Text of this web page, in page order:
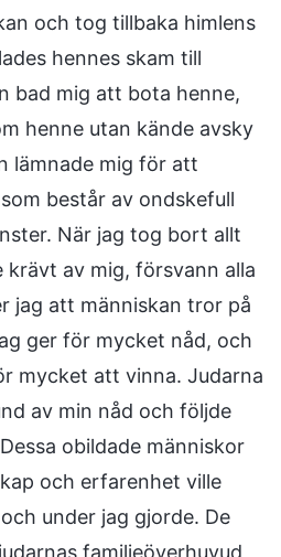
och tog tillbaka himlens
hennes skam till
bad mig att bota henne,
henne utan kände avsky
lämnade mig för att
består av ondskefull
När jag tog bort allt
krävt av mig, försvann alla
jag att människan tror på
ger för mycket nåd, och
mycket att vinna. Judarna
av min nåd och följde
obildade människor
och erfarenhet ville
under jag gjorde. De
familjeöverhuvud,